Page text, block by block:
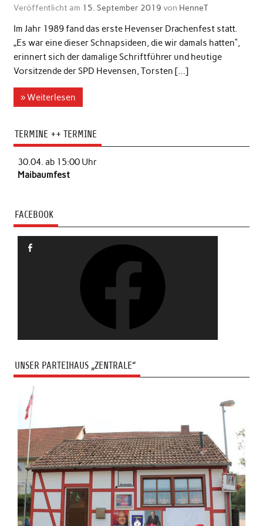
Veröffentlicht am 15. September 2019 von HenneT
Im Jahr 1989 fand das erste Hevenser Drachenfest statt.
„Es war eine dieser Schnapsideen, die wir damals hatten“,
erinnert sich der damalige Schriftführer und heutige
Vorsitzende der SPD Hevensen, Torsten […]
» Weiterlesen
TERMINE ++ TERMINE
30.04. ab 15:00 Uhr
Maibaumfest
FACEBOOK
UNSER PARTEIHAUS „ZENTRALE“